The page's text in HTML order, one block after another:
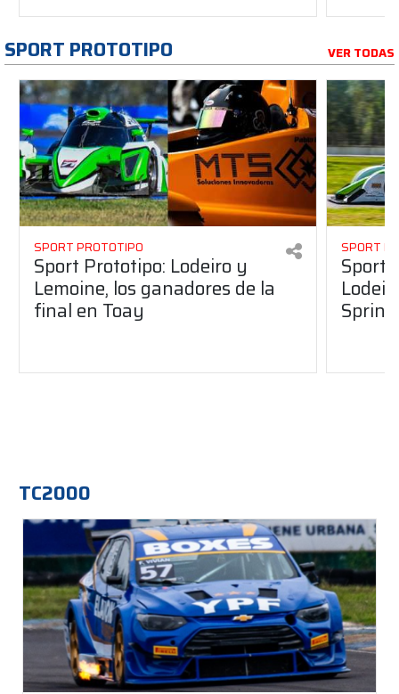
SPORT PROTOTIPO VER TODAS
SPORT PROTOTIPO
Sport Prototipo: Lodeiro y
Lemoine, los ganadores de la
final en Toay
SPORT
Sport
Sprint
TC2000